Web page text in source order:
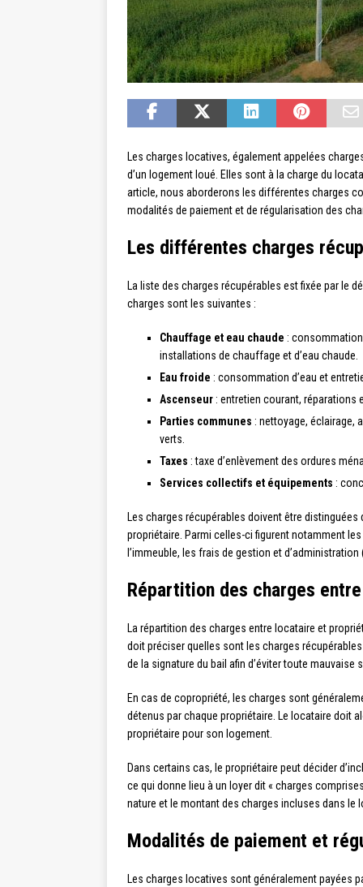
Les charges locatives, également appelées
d’un logement loué. Elles sont à la charge du
article, nous aborderons les différentes charges
modalités de paiement et de régularisation des
Les différentes charges
La liste des charges récupérables est fixée par le
charges sont les suivantes :
Chauffage et eau chaude :
installations de chauffage et d’eau chaude.
Eau froide : consommation d’eau et
Ascenseur : entretien courant,
Parties communes : nettoyage, éclairage,
verts.
Taxes : taxe d’enlèvement des ordures
Services collectifs et équipements :
Les charges récupérables doivent être
propriétaire. Parmi celles-ci figurent notamment
l’immeuble, les frais de gestion et
Répartition des charges
La répartition des charges entre locataire et
doit préciser quelles sont les charges
de la signature du bail afin d’éviter toute mauvaise
En cas de copropriété, les charges sont
détenus par chaque propriétaire. Le locataire doit
propriétaire pour son logement.
Dans certains cas, le propriétaire peut décider
ce qui donne lieu à un loyer dit « charges
nature et le montant des charges incluses dans le
Modalités de paiement et
Les charges locatives sont généralement payées